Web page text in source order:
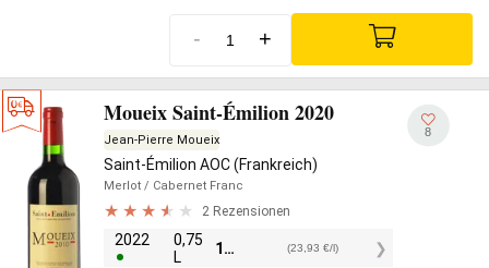
- +
Moueix Saint-Émilion 2020
Jean-Pierre Moueix
Saint-Émilion AOC (Frankreich)
Merlot / Cabernet Franc
2 Rezensionen
2022
0,75
L
17,95 (23,93 €/l)
8